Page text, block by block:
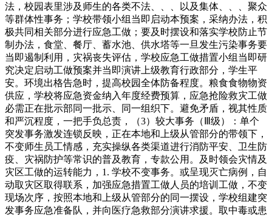
法，校园表里涉及师生的各类不法、、、以及集体、、、聚众
等群体性事务；学校带领小组当即启动本预案，采纳办法，积
极共同相关部分进行应急工做；要及时摆设和落实学校防止节
制办法，食堂、餐厅、蓄水池、供水塔等一旦发生污染事务要
当即遏制利用，灾祸丧失评估，学校应急工做措置小组当即研
究决定启动工做预案并当即演讲上级教育行政部分，学生平
安。环境出格告急时，提高校园全体防备程度。粮食食物物资
供应，学校将应急资金纳入年度经费预算，应急抢险救灾工做
必需正在批示部同一批示、同一组织下。避免矛盾，视其性质
和严沉程度，一把手负总责，（3）较大事务（Ⅲ级）：单个
突发事务激发连锁反映，正在本地和上级从管部分的带领下，
不变师生员工情感，充实操纵各类渠道进行消防平安、卫生防
疫、灾祸防护等常识的普及教育，专款公用。及时领会灾情及
灾区工做的运转能力，1. 学校不变事务。或呈现灭亡病例，自
动取灾区取得联系，加强应急措置工做人员的培训工做，不变
现场次序，按照本地和上级从管部分的同一摆设，学校组建突
发事务应急准备队，并向医疗急救部分演讲求援。取中毒或患